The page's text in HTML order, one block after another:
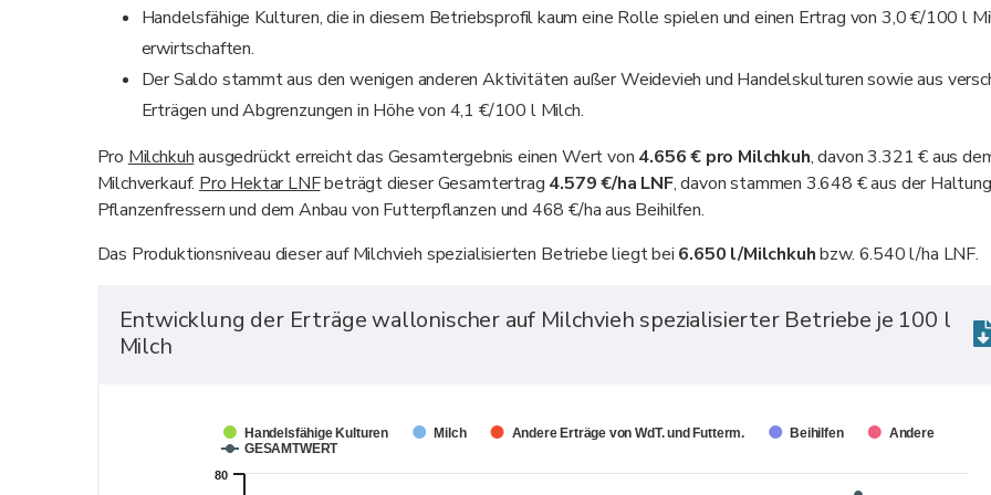
Handelsfähige Kulturen, die in diesem Betriebsprofil kaum eine Rolle spielen und einen Ertrag von 3,0 €/100 l
erwirtschaften.
Der Saldo stammt aus den wenigen anderen Aktivitäten außer Weidevieh und Handelskulturen sowie aus
Erträgen und Abgrenzungen in Höhe von 4,1 €/100 l Milch.
Pro Milchkuhausgedrückt erreicht das Gesamtergebnis einen Wert von 4.656 € pro Milchkuh, davon 3.321 € aus
Milchverkauf. Pro Hektar LNFbeträgt dieser Gesamtertrag 4.579 €/ha LNF, davon stammen 3.648 € aus der
Pflanzenfressern und dem Anbau von Futterpflanzen und 468 €/ha aus Beihilfen.
Das Produktionsniveau dieser auf Milchvieh spezialisierten Betriebe liegt bei 6.650 l/Milchkuhbzw. 6.540 l/ha LNF.
Entwicklung der Erträge wallonischer auf Milchvieh spezialisierter Betriebe je 100 l
Milch
Handelsfähige Kulturen Milch Andere Erträge von WdT. und Futterm. Beihilfen
Andere
GESAMTWERT
80